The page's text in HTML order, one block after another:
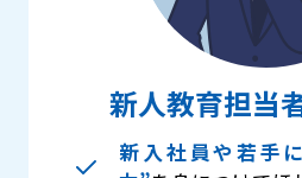
新人教育担当
新入社員や若手